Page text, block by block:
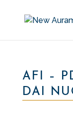
AFI –
DAI